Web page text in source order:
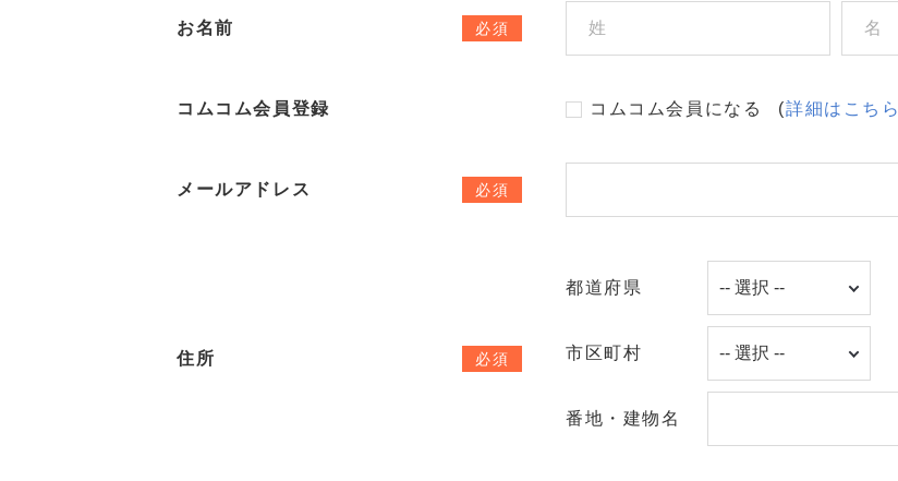
お名前 必須
コムコム会員登録 コムコム会員になる (詳細はこちら
メールアドレス 必須
住所 必須
都道府県
市区町村
番地・建物名